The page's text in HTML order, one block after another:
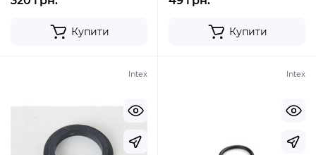
Купити Купити
Intex Intex